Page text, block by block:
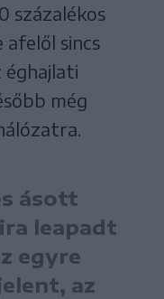
százalékos
afelől sincs
éghajlati
még
ásott
leapadt
egyre
az